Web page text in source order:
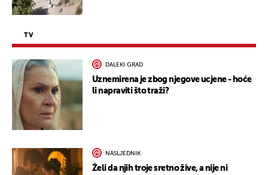
TV
DALEKI GRAD
Uznemirena je zbog njegove ucjene - hoće
li napraviti što traži?
NASLJEDNIK
Želi da njih troje sretno žive, a nije ni